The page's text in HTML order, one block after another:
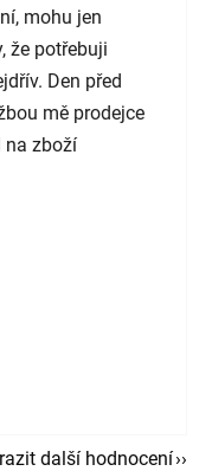
mohu jen
že potřebuji
Den před
mě prodejce
na zboží
další hodnocení